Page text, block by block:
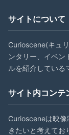
サイトについて
Curioscene(キュ
ンタリー、イベン
ルを紹介している
サイト内コンテ
Curiosceneは映
きたいと考えてお